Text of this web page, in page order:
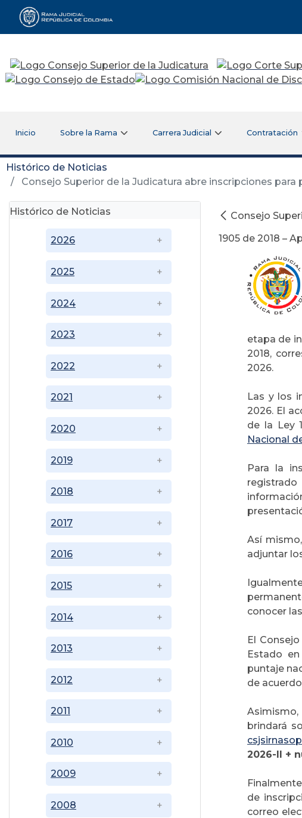
Rama Judicial
Inicio Sobre la Rama Carrera Judicial Contratación
Histórico de Noticias
Consejo Superior de la Judicatura abre inscripciones
Histórico de Noticias
2008
2009
2010
2011
2012
2013
2014
2015
2016
2017
2018
2019
2020
2021
2022
2023
2024
2025
2026
Consejo
1905 de 2018 –
etapa de
2018,
2026.
Las y los
2026. El
de la Ley
Nacional
Para la
Así
adjuntar
conocer
El
Estado
puntaje
de
Asimismo,
brindará
2026-II +
de
correo